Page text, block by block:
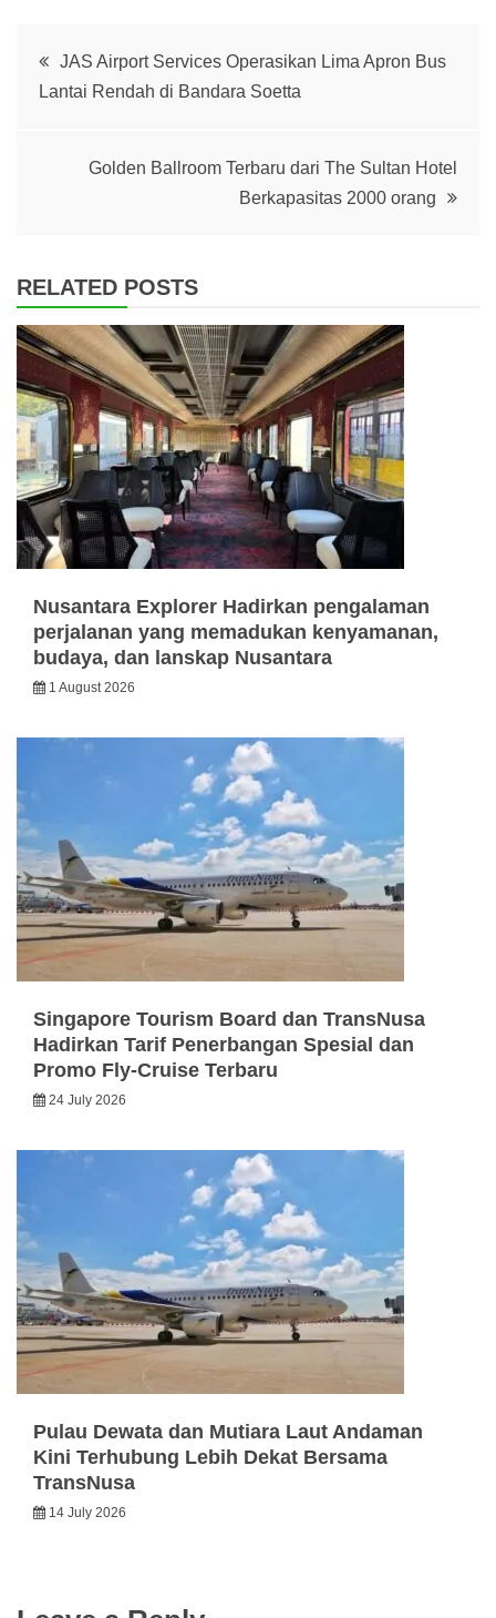
Post
JAS Airport Services Operasikan Lima Apron Bus
Lantai Rendah di Bandara Soetta
Golden Ballroom Terbaru dari The Sultan Hotel
Berkapasitas 2000 orang
RELATED POSTS
Nusantara Explorer Hadirkan pengalaman
perjalanan yang memadukan kenyamanan,
budaya, dan lanskap Nusantara
1 August 2026
Singapore Tourism Board dan TransNusa
Hadirkan Tarif Penerbangan Spesial dan
Promo Fly-Cruise Terbaru
24 July 2026
Pulau Dewata dan Mutiara Laut Andaman
Kini Terhubung Lebih Dekat Bersama
TransNusa
14 July 2026